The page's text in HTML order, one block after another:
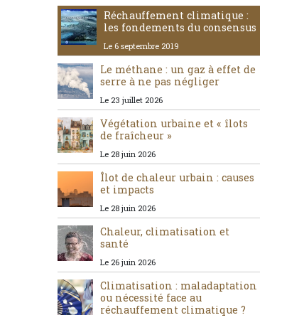
Réchauffement climatique :
les fondements du consensus
Le 6 septembre 2019
Le méthane : un gaz à effet de
serre à ne pas négliger
Le 23 juillet 2026
Végétation urbaine et « îlots
de fraîcheur »
Le 28 juin 2026
Îlot de chaleur urbain : causes
et impacts
Le 28 juin 2026
Chaleur, climatisation et
santé
Le 26 juin 2026
Climatisation : maladaptation
ou nécessité face au
réchauffement climatique ?